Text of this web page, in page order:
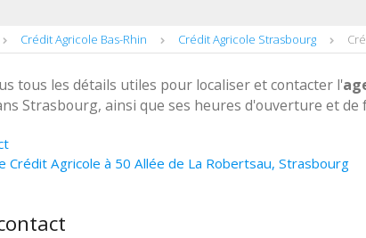
Crédit Agricole Bas-Rhin Crédit Agricole Strasbourg
tous les détails utiles pour localiser et contacter l'
Strasbourg, ainsi que ses heures d'ouverture et de
Agricole à 50 Allée de La Robertsau, Strasbourg